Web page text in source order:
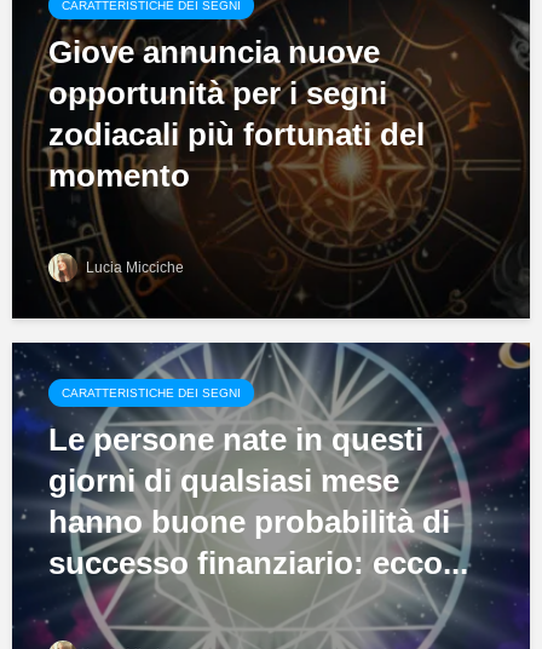
CARATTERISTICHE DEI SEGNI
Giove annuncia nuove
opportunità per i segni
zodiacali più fortunati del
momento
Lucia Micciche
CARATTERISTICHE DEI SEGNI
Le persone nate in questi
giorni di qualsiasi mese
hanno buone probabilità di
successo finanziario: ecco...